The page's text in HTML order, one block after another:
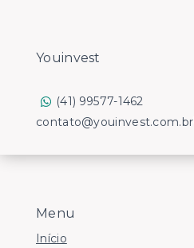
Menu
Início
Youinvest
(41) 99577-1462
contato@youinvest.com.br